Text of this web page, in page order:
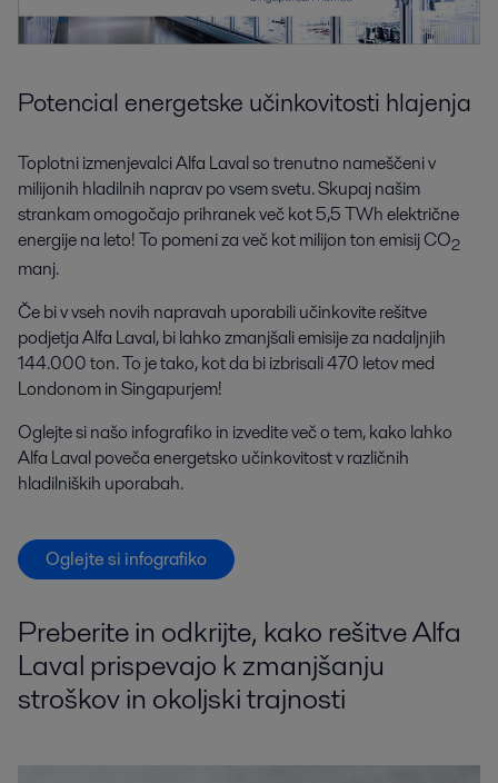
Potencial energetske učinkovitosti hlajenja
Toplotni izmenjevalci Alfa Laval so trenutno nameščeni v
milijonih hladilnih naprav po vsem svetu. Skupaj našim
strankam omogočajo prihranek več kot 5,5 TWh električne
energije na leto! To pomeni za več kot milijon ton emisij CO2
manj.
Če bi v vseh novih napravah uporabili učinkovite rešitve
podjetja Alfa Laval, bi lahko zmanjšali emisije za nadaljnjih
144.000 ton. To je tako, kot da bi izbrisali 470 letov med
Londonom in Singapurjem!
Oglejte si našo infografiko in izvedite več o tem, kako lahko
Alfa Laval poveča energetsko učinkovitost v različnih
hladilniških uporabah.
Oglejte si infografiko
Preberite in odkrijte, kako rešitve Alfa
Laval prispevajo k zmanjšanju
stroškov in okoljski trajnosti